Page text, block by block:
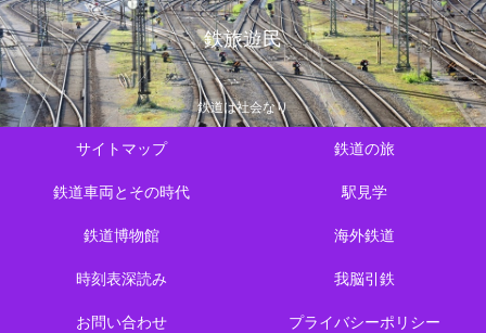
鉄旅遊民
鉄道は社会なり
サイトマップ 鉄道の旅
鉄道車両とその時代 駅見学
鉄道博物館 海外鉄道
時刻表深読み 我脳引鉄
お問い合わせ プライバシーポリシー